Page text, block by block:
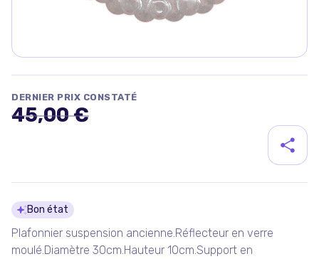
DERNIER PRIX CONSTATÉ
45,00 €
Détails du produit
Bon état
Plafonnier suspension ancienne.Réflecteur en verre
moulé.Diamètre 30cm.Hauteur 10cm.Support en